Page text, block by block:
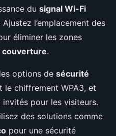
du signal Wi-Fi
l’emplacement des
éliminer les zones
couverture.
options de sécurité
le chiffrement WPA3, et
pour les visiteurs.
des solutions comme
pour une sécurité